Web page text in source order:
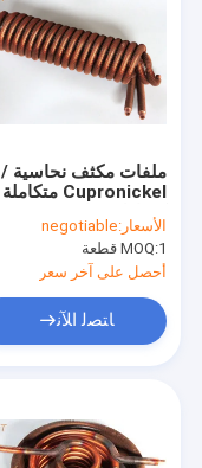
ملفات مكثف نحاسية /
Cupronickel متكاملة
كمبادل حراري في
السيارات والآلات
الأسعار:negotiable
MOQ:1 قطعة
أحصل على آخر سعر
ﺎﺘﺼﻟ ﺍﻶﻧ